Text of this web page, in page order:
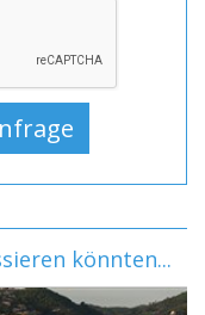
könnten...